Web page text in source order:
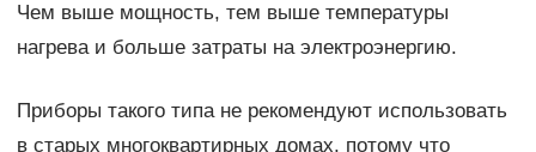
Чем выше мощность, тем выше температуры
нагрева и больше затраты на электроэнергию.
Приборы такого типа не рекомендуют использовать
в старых многоквартирных домах, потому что